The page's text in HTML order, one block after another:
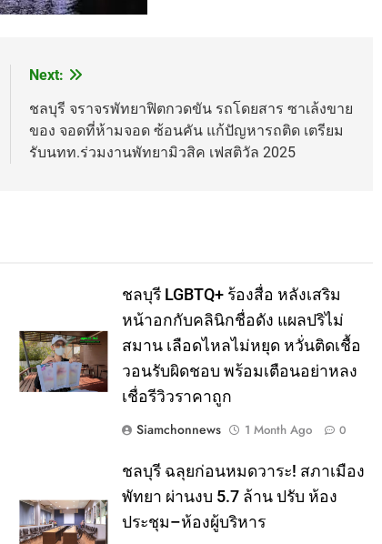
Next:
ชลบุรี จราจรพัทยาฟิตกวดขัน รถโดยสาร ซาเล้งขาย
ของ จอดที่ห้ามจอด ซ้อนคัน แก้ปัญหารถติด เตรียม
รับนทท.ร่วมงานพัทยามิวสิค เฟสติวัล 2025
ชลบุรี LGBTQ+ ร้องสื่อ หลังเสริม
หน้าอกกับคลินิกชื่อดัง แผลปริไม่
สมาน เลือดไหลไม่หยุด หวั่นติดเชื้อ
วอนรับผิดชอบ พร้อมเตือนอย่าหลง
เชื่อรีวิวราคาถูก
Siamchonnews
1 Month Ago 0
ชลบุรี ฉลุยก่อนหมดวาระ! สภาเมือง
พัทยา ผ่านงบ 5.7 ล้าน ปรับ ห้อง
ประชุม–ห้องผู้บริหาร